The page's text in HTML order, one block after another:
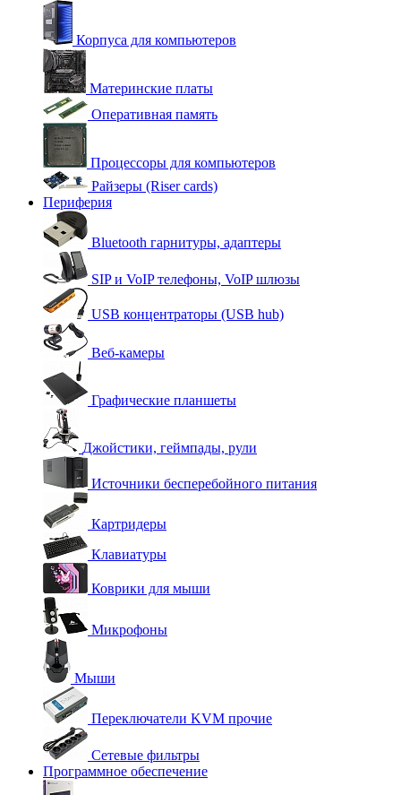
Корпуса для компьютеров
Материнские платы
Оперативная память
Процессоры для компьютеров
Райзеры (Riser cards)
Периферия
Bluetooth гарнитуры, адаптеры
SIP и VoIP телефоны, VoIP шлюзы
USB концентраторы (USB hub)
Веб-камеры
Графические планшеты
Джойстики, геймпады, рули
Источники бесперебойного питания
Картридеры
Клавиатуры
Коврики для мыши
Микрофоны
Мыши
Переключатели KVM прочие
Сетевые фильтры
Программное обеспечение